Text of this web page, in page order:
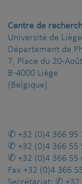
Centre de
Université de Liège
Département de
7, Place du 20-
B-4000 Liège
(Belgique)
+32 (0)4 366 95
+32 (0)4 366 55
+32 (0)4 366 55
Fax +32 (0)4 366